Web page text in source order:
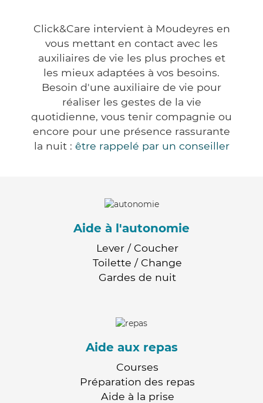
Click&Care intervient à Moudeyres en
vous mettant en contact avec les
auxiliaires de vie les plus proches et
les mieux adaptées à vos besoins.
Besoin d'une auxiliaire de vie pour
réaliser les gestes de la vie
quotidienne, vous tenir compagnie ou
encore pour une présence rassurante
la nuit : être rappelé par un conseiller
Aide à l'autonomie
Lever / Coucher
Toilette / Change
Gardes de nuit
Aide aux repas
Courses
Préparation des repas
Aide à la prise